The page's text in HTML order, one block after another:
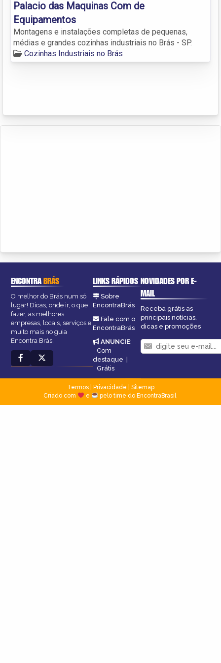
Palacio das Maquinas Com de
Equipamentos
Montagens e instalações completas de pequenas,
médias e grandes cozinhas industriais no Brás - SP.
Cozinhas Industriais no Brás
ENCONTRABRÁS
O melhor do Brás num só
lugar! Dicas, onde ir, o que
fazer, as melhores
empresas, locais, serviços e
muito mais no guia
Encontra Brás.
LINKS RÁPIDOS
Sobre
EncontraBrás
Fale com o
EncontraBrás
ANUNCIE:
Com
destaque |
Grátis
NOVIDADES POR E-
MAIL
Receba grátis as
principais notícias,
dicas e promoções
Termos| Privacidade
Sitemap
Criado com
e pelo time do EncontraBrasil